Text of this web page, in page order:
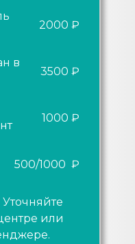
2000 ₽
в
3500 ₽
1000 ₽
500/1000 ₽
или